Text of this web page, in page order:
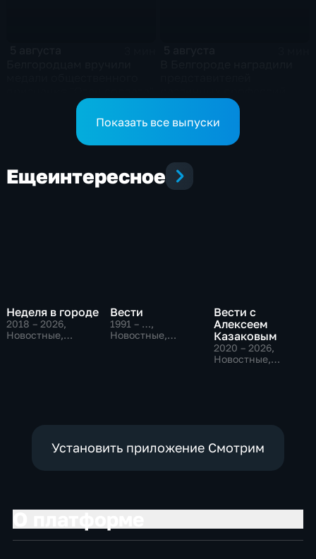
Показать все выпуски
Ещеинтересное
Неделя в городе
2018 – 2026,
Новостные,
Вести
1991 – …,
Новостные,
Вести с
Алексеем
Казаковым
2020 – 2026,
Новостные,
Установить приложение Смотрим